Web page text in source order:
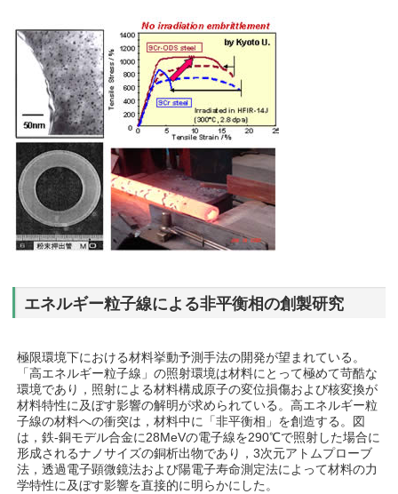
エネルギー粒子線による非平衡相の創製研究
極限環境下における材料挙動予測手法の開発が望まれている。
「高エネルギー粒子線」の照射環境は材料にとって極めて苛酷な
環境であり，照射による材料構成原子の変位損傷および核変換が
材料特性に及ぼす影響の解明が求められている。高エネルギー粒
子線の材料への衝突は，材料中に「非平衡相」を創造する。図
は，鉄‐銅モデル合金に28MeVの電子線を290℃で照射した場合に
形成されるナノサイズの銅析出物であり，3次元アトムプローブ
法，透過電子顕微鏡法および陽電子寿命測定法によって材料の力
学特性に及ぼす影響を直接的に明らかにした。